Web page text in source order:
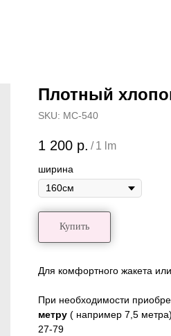
Плотный
SKU: MC-540
1 200 р. / 1 lm
ширина
Купить
Для комфортного жакета
При необходимости
метру ( например 7,5
27-79